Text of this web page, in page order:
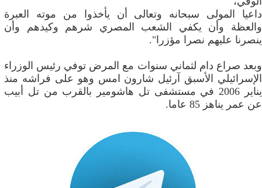
داعيا المولى سبحانه وتعالى أن يأخذوا من موته العبرة
والعظة وأن يكفي الشعب المصري شرهم وكيدهم وأن
ينصرنا عليهم نصرا مؤزرا".
وبعد صراع دام لثماني سنوات مع المرض توفي رئيس الوزراء
الإسرائيلي الأسبق آرئيل شارون امس وهو على فراشه منذ
يناير 2006 في مستشفى تل هاشومير بالقرب من تل أبيب
عن عمر يناهز 85 عاما.